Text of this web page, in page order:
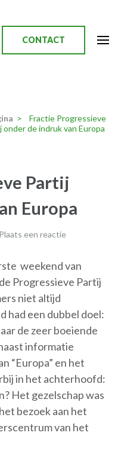
CONTACT
>
Fractie Progressieve
onder de indruk van Europa
Partij
Europa
Plaats een reactie
weekend van
Progressieve Partij
niet altijd
had een dubbel doel:
de zeer boeiende
informatie
“Europa” en het
in het achterhoofd:
Het gezelschap was
bezoek aan het
van het